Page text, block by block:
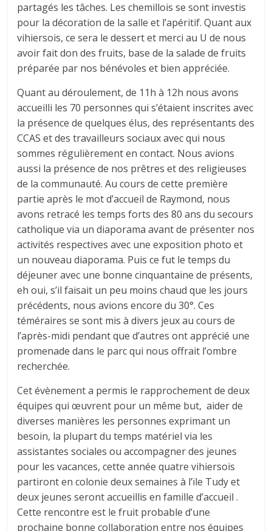
partagés les tâches. Les chemillois se sont investis
pour la décoration de la salle et l’apéritif. Quant aux
vihiersois, ce sera le dessert et merci au U de nous
avoir fait don des fruits, base de la salade de fruits
préparée par nos bénévoles et bien appréciée.
Quant au déroulement, de 11h à 12h nous avons
accueilli les 70 personnes qui s’étaient inscrites avec
la présence de quelques élus, des représentants des
CCAS et des travailleurs sociaux avec qui nous
sommes régulièrement en contact. Nous avions
aussi la présence de nos prêtres et des religieuses
de la communauté. Au cours de cette première
partie après le mot d’accueil de Raymond, nous
avons retracé les temps forts des 80 ans du secours
catholique via un diaporama avant de présenter nos
activités respectives avec une exposition photo et
un nouveau diaporama. Puis ce fut le temps du
déjeuner avec une bonne cinquantaine de présents,
eh oui, s’il faisait un peu moins chaud que les jours
précédents, nous avions encore du 30°. Ces
téméraires se sont mis à divers jeux au cours de
l’après-midi pendant que d’autres ont apprécié une
promenade dans le parc qui nous offrait l’ombre
recherchée.
Cet évènement a permis le rapprochement de deux
équipes qui œuvrent pour un même but, aider de
diverses manières les personnes exprimant un
besoin, la plupart du temps matériel via les
assistantes sociales ou accompagner des jeunes
pour les vacances, cette année quatre vihiersois
partiront en colonie deux semaines à l’ïle Tudy et
deux jeunes seront accueillis en famille d’accueil .
Cette rencontre est le fruit probable d’une
prochaine bonne collaboration entre nos équipes